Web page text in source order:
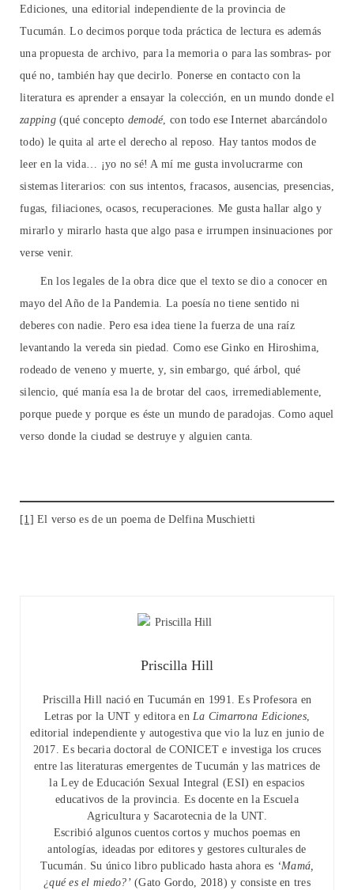
Ediciones, una editorial independiente de la provincia de
Tucumán. Lo decimos porque toda práctica de lectura es además
una propuesta de archivo, para la memoria o para las sombras- por
qué no, también hay que decirlo. Ponerse en contacto con la
literatura es aprender a ensayar la colección, en un mundo donde el
zapping(qué concepto demodé, con todo ese Internet abarcándolo
todo) le quita al arte el derecho al reposo. Hay tantos modos de
leer en la vida… ¡yo no sé! A mí me gusta involucrarme con
sistemas literarios: con sus intentos, fracasos, ausencias, presencias,
fugas, filiaciones, ocasos, recuperaciones. Me gusta hallar algo y
mirarlo y mirarlo hasta que algo pasa e irrumpen insinuaciones por
verse venir.
En los legales de la obra dice que el texto se dio a conocer en
mayo del Año de la Pandemia. La poesía no tiene sentido ni
deberes con nadie. Pero esa idea tiene la fuerza de una raíz
levantando la vereda sin piedad. Como ese Ginko en Hiroshima,
rodeado de veneno y muerte, y, sin embargo, qué árbol, qué
silencio, qué manía esa la de brotar del caos, irremediablemente,
porque puede y porque es éste un mundo de paradojas. Como aquel
verso donde la ciudad se destruye y alguien canta.
[1] El verso es de un poema de Delfina Muschietti
Priscilla Hill
Priscilla Hill nació en Tucumán en 1991. Es Profesora en
Letras por la UNT y editora enLa Cimarrona Ediciones,
editorial independiente y autogestiva que vio la luz en junio de
2017. Es becaria doctoral de CONICET e investiga los cruces
entre las literaturas emergentes de Tucumán y las matrices de
la Ley de Educación Sexual Integral (ESI) en espacios
educativos de la provincia. Es docente en la Escuela
Agricultura y Sacarotecnia de la UNT.
Escribió algunos cuentos cortos y muchos poemas en
antologías, ideadas por editores y gestores culturales de
Tucumán. Su único libro publicado hasta ahora es ‘Mamá,
¿qué es el miedo?’(Gato Gordo, 2018) y consiste en tres